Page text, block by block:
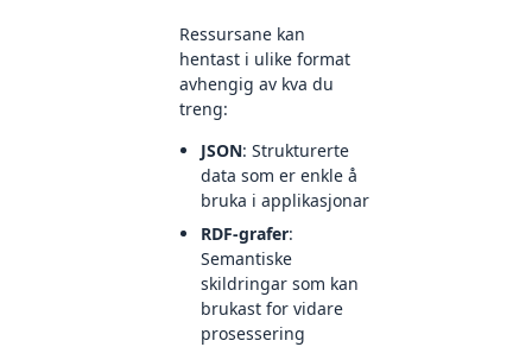
Ressursane kan
hentast i ulike format
avhengig av kva du
treng:
JSON: Strukturerte
data som er enkle å
bruka i applikasjonar
RDF-grafer:
Semantiske
skildringar som kan
brukast for vidare
prosessering